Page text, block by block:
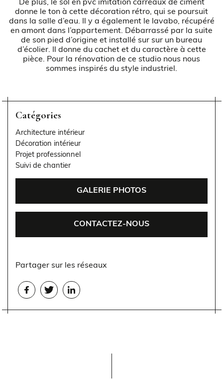
De plus, le sol en pvc imitation carreaux de ciment
donne le ton à cette décoration rétro, qui se poursuit
dans la salle d’eau. Il y a également le lavabo, récupéré
en amont dans l’appartement. Débarrassé par la suite
de son pied d’origine et installé sur sur un bureau
d’écolier. Il donne du cachet et du caractère à cette
pièce. Pour la rénovation de ce studio nous nous
sommes inspirés du style industriel .
Catégories
Architecture intérieur
Décoration intérieur
Projet professionnel
Suivi de chantier
GALERIE PHOTOS
CONTACTEZ-NOUS
Partager sur les réseaux